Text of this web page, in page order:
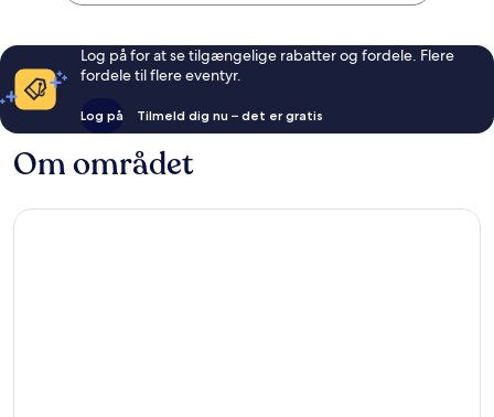
Log på for at se tilgængelige rabatter og fordele. Flere
fordele til flere eventyr.
Log på Tilmeld dig nu – det er gratis
Om området